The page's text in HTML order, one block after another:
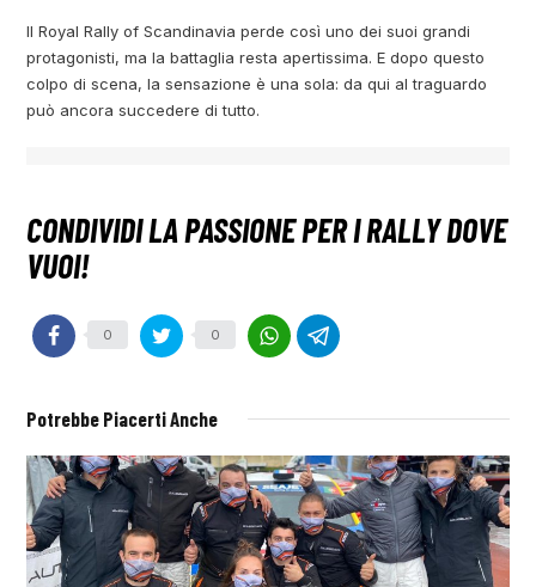
Il Royal Rally of Scandinavia perde così uno dei suoi grandi
protagonisti, ma la battaglia resta apertissima. E dopo questo
colpo di scena, la sensazione è una sola: da qui al traguardo
può ancora succedere di tutto.
0 0
Potrebbe Piacerti Anche